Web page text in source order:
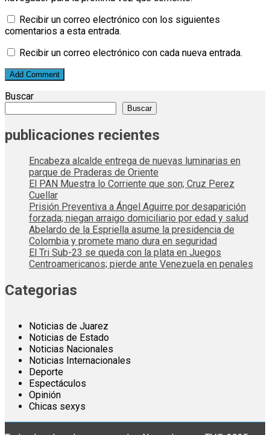
Recibir un correo electrónico con los siguientes
comentarios a esta entrada.
Recibir un correo electrónico con cada nueva entrada.
Buscar
Buscar
publicaciones recientes
Encabeza alcalde entrega de nuevas luminarias en
parque de Praderas de Oriente
El PAN Muestra lo Corriente que son; Cruz Perez
Cuellar
Prisión Preventiva a Ángel Aguirre por desaparición
forzada; niegan arraigo domiciliario por edad y salud
Abelardo de la Espriella asume la presidencia de
Colombia y promete mano dura en seguridad
El Tri Sub-23 se queda con la plata en Juegos
Centroamericanos; pierde ante Venezuela en penales
Categorias
Noticias de Juarez
Noticias de Estado
Noticias Nacionales
Noticias Internacionales
Deporte
Espectáculos
Opinión
Chicas sexys